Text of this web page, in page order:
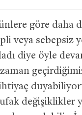
göre daha
veya sebepsiz
diye öyle
değişiklikler